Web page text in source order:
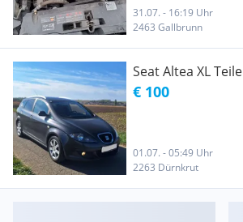
31.07. - 16:19 Uhr
2463 Gallbrunn
Seat Altea XL Teile
€ 100
01.07. - 05:49 Uhr
2263 Dürnkrut